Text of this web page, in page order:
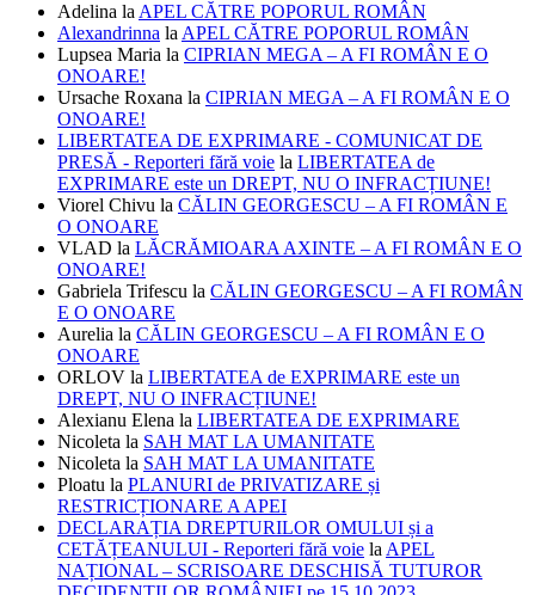
Adelina la APEL CĂTRE POPORUL ROMÂN
Alexandrinna la APEL CĂTRE POPORUL ROMÂN
Lupsea Maria la CIPRIAN MEGA – A FI ROMÂN E O
ONOARE!
Ursache Roxana la CIPRIAN MEGA – A FI ROMÂN E O
ONOARE!
LIBERTATEA DE EXPRIMARE - COMUNICAT DE
PRESĂ - Reporteri fără voie la LIBERTATEA de
EXPRIMARE este un DREPT, NU O INFRACȚIUNE!
Viorel Chivu la CĂLIN GEORGESCU – A FI ROMÂN E
O ONOARE
VLAD la LĂCRĂMIOARA AXINTE – A FI ROMÂN E O
ONOARE!
Gabriela Trifescu la CĂLIN GEORGESCU – A FI ROMÂN
E O ONOARE
Aurelia la CĂLIN GEORGESCU – A FI ROMÂN E O
ONOARE
ORLOV la LIBERTATEA de EXPRIMARE este un
DREPT, NU O INFRACȚIUNE!
Alexianu Elena la LIBERTATEA DE EXPRIMARE
Nicoleta la SAH MAT LA UMANITATE
Nicoleta la SAH MAT LA UMANITATE
Ploatu la PLANURI de PRIVATIZARE și
RESTRICȚIONARE A APEI
DECLARAȚIA DREPTURILOR OMULUI și a
CETĂȚEANULUI - Reporteri fără voie la APEL
NAȚIONAL – SCRISOARE DESCHISĂ TUTUROR